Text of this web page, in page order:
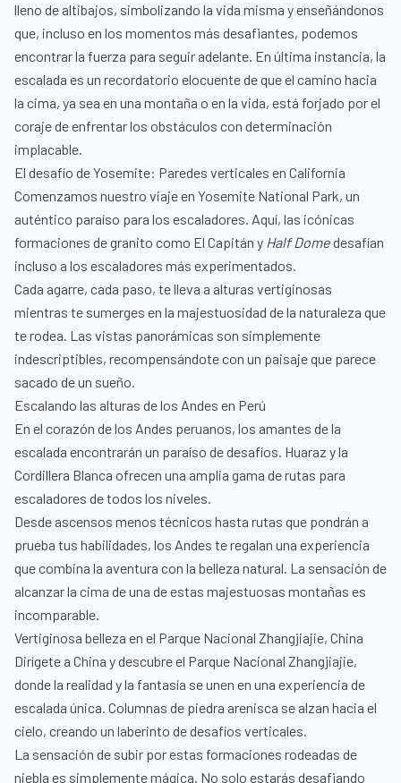
lleno de altibajos, simbolizando la vida misma y enseñándonos
que, incluso en los momentos más desafiantes, podemos
encontrar la fuerza para seguir adelante. En última instancia, la
escalada es un recordatorio elocuente de que el camino hacia
la cima, ya sea en una montaña o en la vida, está forjado por el
coraje de enfrentar los obstáculos con determinación
implacable.
El desafío de Yosemite: Paredes verticales en California
Comenzamos nuestro viaje en Yosemite National Park, un
auténtico paraíso para los escaladores. Aquí, las icónicas
formaciones de granito como El Capitán y Half Domedesafían
incluso a los escaladores más experimentados.
Cada agarre, cada paso, te lleva a alturas vertiginosas
mientras te sumerges en la majestuosidad de la naturaleza que
te rodea. Las vistas panorámicas son simplemente
indescriptibles, recompensándote con un paisaje que parece
sacado de un sueño.
Escalando las alturas de los Andes en Perú
En el corazón de los Andes peruanos, los amantes de la
escalada encontrarán un paraíso de desafíos. Huaraz y la
Cordillera Blanca ofrecen una amplia gama de rutas para
escaladores de todos los niveles.
Desde ascensos menos técnicos hasta rutas que pondrán a
prueba tus habilidades, los Andes te regalan una experiencia
que combina la aventura con la belleza natural. La sensación de
alcanzar la cima de una de estas majestuosas montañas es
incomparable.
Vertiginosa belleza en el Parque Nacional Zhangjiajie, China
Dirígete a China y descubre el Parque Nacional Zhangjiajie,
donde la realidad y la fantasía se unen en una experiencia de
escalada única. Columnas de piedra arenisca se alzan hacia el
cielo, creando un laberinto de desafíos verticales.
La sensación de subir por estas formaciones rodeadas de
niebla es simplemente mágica. No solo estarás desafiando